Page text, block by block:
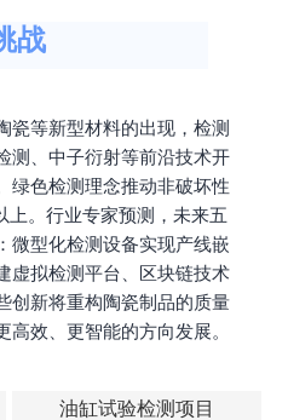
战
瓷等新型材料的出现，检测
测、中子衍射等前沿技术开
绿色检测理念推动非破坏性
上。行业专家预测，未来五
微型化检测设备实现产线嵌
虚拟检测平台、区块链技术
创新将重构陶瓷制品的质量
效、更智能的方向发展。
油缸试验检测项目